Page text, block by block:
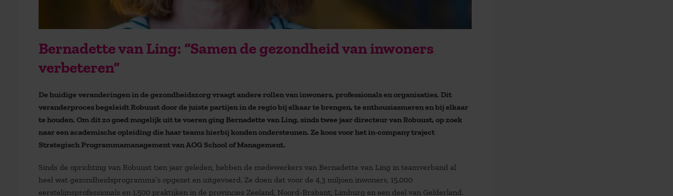
Bernadette van Ling: “Samen de gezondheid van inwoners
verbeteren”
De huidige veranderingen in de gezondheidszorg vraagt andere rollen van inwoners, professionals en organisaties. Dit
veranderproces begeleidt Robuust door de juiste partijen in de regio bij elkaar te brengen, te enthousiasmeren en bij elkaar
te houden. Om dit zo goed mogelijk uit te voeren ging Bernadette van Ling, sinds twee jaar directeur van Robuust, op zoek
naar een academische opleiding die haar teams hierbij konden ondersteunen. Ze koos voor het in-company traject
Strategisch Programmamanagement van AOG School of Management.
Sinds de oprichting van Robuust tien jaar geleden, hebben de medewerkers van Bernadette van Ling in teamverband al
heel wat gezondheidsprogramma’s opgezet en uitgevoerd. Ze doen dat voor de 4,3 miljoen inwoners, 15.000
eerstelijnsprofessionals en 1.500 praktijken in de provincies Zeeland, Noord-Brabant, Limburg en een deel van Gelderland.